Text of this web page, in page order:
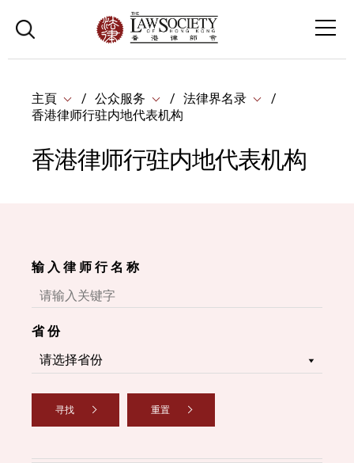
主頁 公众服务
法律界名录
香港律师行驻内地代表机构
香港律师行驻内地代表机构
输 入 律 师 行 名 称
省 份
寻找 重置